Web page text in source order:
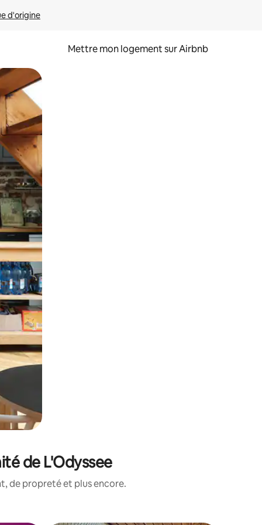
d'origine
Mettre mon logement sur Airbnb
glisser.
de L'Odyssee
de propreté et plus encore.